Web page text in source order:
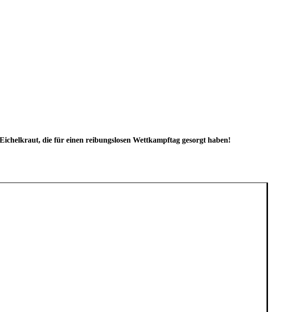
die für einen reibungslosen Wettkampftag gesorgt haben!